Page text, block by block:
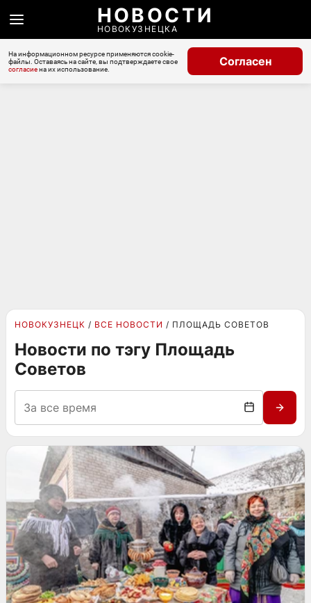
НОВОСТИ
НОВОКУЗНЕЦКА
На информационном ресурсе применяются cookie-
файлы. Оставаясь на сайте, вы подтверждаете свое
согласиена их использование.
Согласен
НОВОКУЗНЕЦК ВСЕ НОВОСТИ ПЛОЩАДЬ СОВЕТОВ
Новости по тэгу Площадь
Советов